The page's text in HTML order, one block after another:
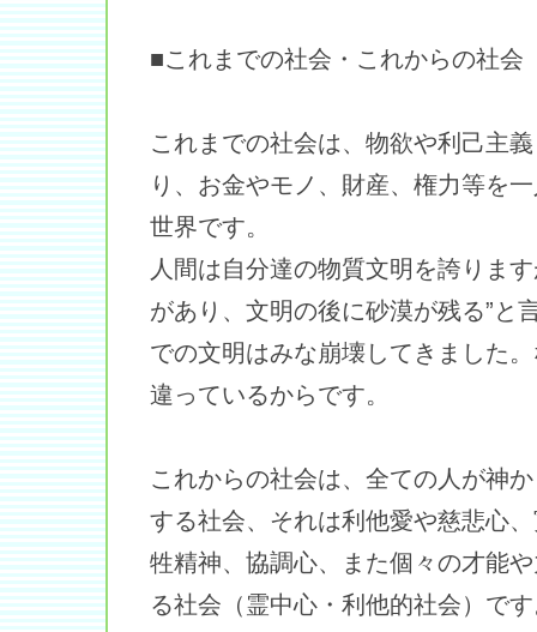
■これまでの社会・これからの社会
これまでの社会は、物欲や利己主
り、お金やモノ、財産、権力等を
世界です。
人間は自分達の物質文明を誇りま
があり、文明の後に砂漠が残る”と
での文明はみな崩壊してきました
違っているからです。
これからの社会は、全ての人が神
する社会、それは利他愛や慈悲心
牲精神、協調心、また個々の才能
る社会（霊中心・利他的社会）で